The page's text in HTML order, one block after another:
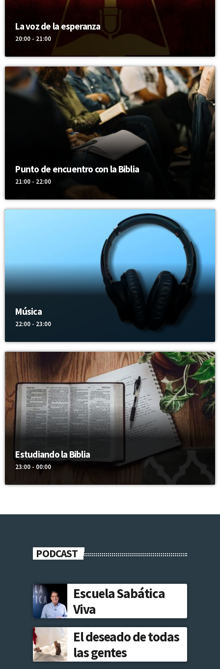
La voz de la esperanza
20:00 - 21:00
Punto de encuentro con la Biblia
21:00 - 22:00
Música
22:00 - 23:00
Estudiando la Biblia
23:00 - 00:00
PODCAST
Escuela Sabática
Viva
El deseado de todas
las gentes